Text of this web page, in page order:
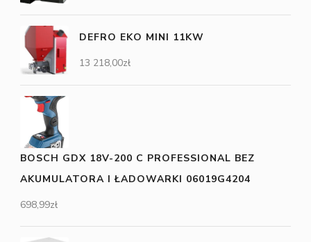
DEFRO EKO MINI 11KW
13 218,00zł
BOSCH GDX 18V-200 C PROFESSIONAL BEZ
AKUMULATORA I ŁADOWARKI 06019G4204
698,99zł